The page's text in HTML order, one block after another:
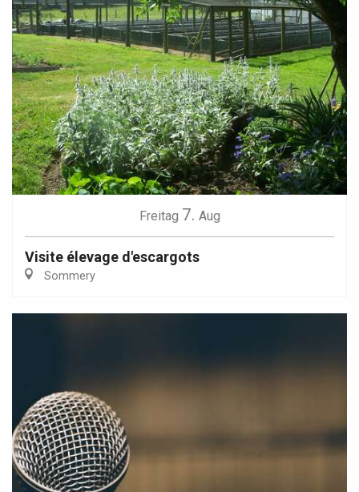
Freitag 7. Aug
Visite élevage d'escargots
Sommery